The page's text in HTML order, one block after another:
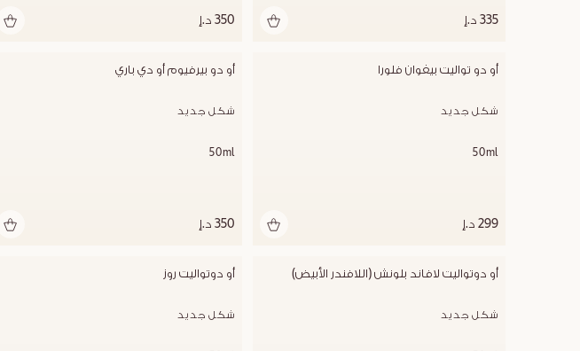
335 د.إ 350 د.إ
أو دو تواليت بيفوان فلورا
شكل جديد
50ml
299 د.إ
أو دو بيرفيوم أو دي باري
شكل جديد
50ml
350 د.إ
أو دوتواليت لافاند بلونش (اللافندر الأبيض)
شكل جديد
أو دوتواليت روز
شكل جديد